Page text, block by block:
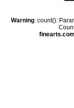
Warning: count():